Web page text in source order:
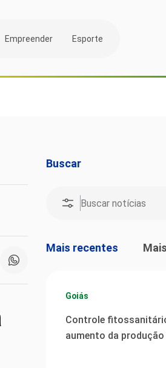
Empreender Esporte
Buscar
Mais recentes
Goiás
Controle
aumento da